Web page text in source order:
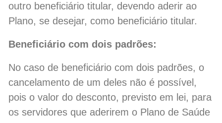
outro beneficiário titular, devendo aderir ao
Plano, se desejar, como beneficiário titular.
Beneficiário com dois padrões:
No caso de beneficiário com dois padrões, o
cancelamento de um deles não é possível,
pois o valor do desconto, previsto em lei, para
os servidores que aderirem o Plano de Saúde